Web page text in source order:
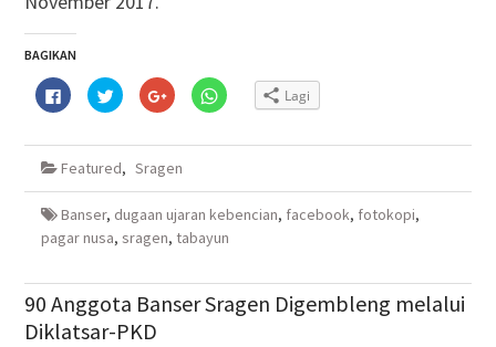
BAGIKAN
Klik
untuk
membagikan
Facebook(Membuka
jendela
baru)
Klik
untuk
berbagi
Twitter(Membuka
jendela
baru)
Klik
untuk
berbagi
Google+
di
yang
baru)
Klik
untuk
WhatsApp(Membuka
baru)
Lagi
Featured, Sragen
Banser, dugaan ujaran kebencian, facebook, fotokopi,
pagar nusa, sragen, tabayun
90 Anggota Banser Sragen Digembleng melalui
Diklatsar-PKD